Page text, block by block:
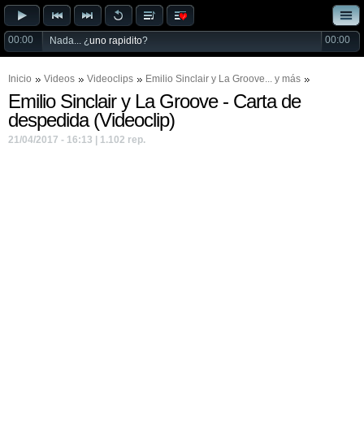
00:00 Nada... ¿uno rapidito? 00:00
Inicio Videos Videoclips Emilio Sinclair y La Groove... y más
Emilio Sinclair y La Groove - Carta de
despedida (Videoclip)
21/04/2017 - 16:13 | 1.102 rep.